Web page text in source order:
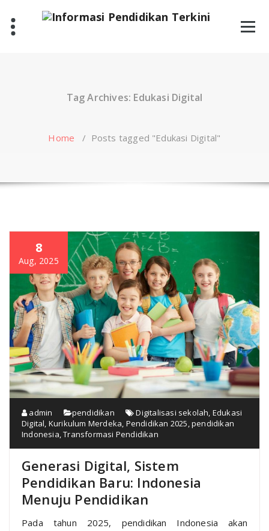
content
Tag Archives: Edukasi Digital
Home / Posts tagged "Edukasi Digital"
8
Aug, 2025
admin pendidikan Digitalisasi sekolah, Edukasi
Digital, Kurikulum Merdeka, Pendidikan 2025,pendidikan
Indonesia,Transformasi Pendidikan
Generasi Digital, Sistem
Pendidikan Baru: Indonesia
Menuju Pendidikan
Pada tahun 2025, pendidikan Indonesia akan